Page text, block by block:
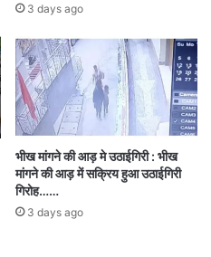
3 days ago
भीख मांगने की आड़ मे उठाईगिरी : भीख
मांगने की आड़ में सक्रिय हुआ उठाईगिरी
गिरोह……
3 days ago